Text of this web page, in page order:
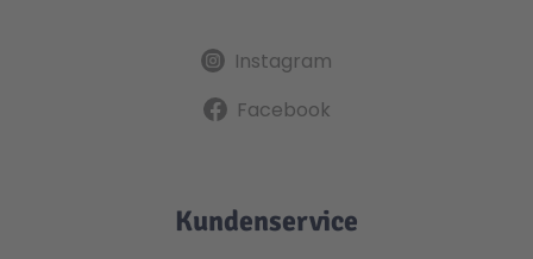
Instagram
Facebook
Kundenservice